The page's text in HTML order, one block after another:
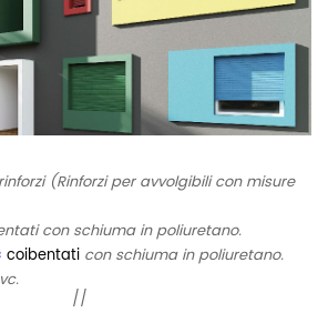
(Rinforzi per avvolgibili con misure
con schiuma in poliuretano.
coibentati con schiuma in poliuretano.
//